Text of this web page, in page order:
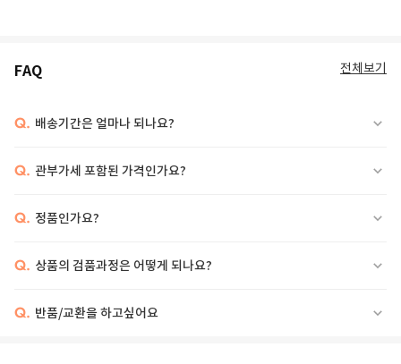
FAQ 전체보기
Q. 배송기간은 얼마나 되나요?
Q. 관부가세 포함된 가격인가요?
Q. 정품인가요?
Q. 상품의 검품과정은 어떻게 되나요?
Q. 반품/교환을 하고싶어요